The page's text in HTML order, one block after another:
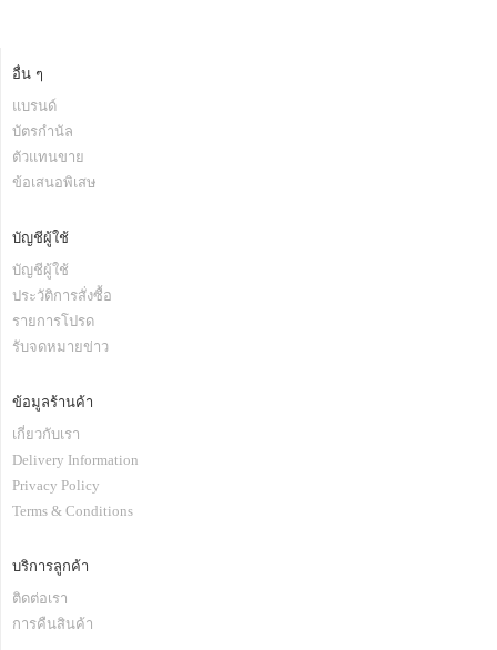
อื่น ๆ
แบรนด์
บัตรกำนัล
ตัวแทนขาย
ข้อเสนอพิเสษ
บัญชีผู้ใช้
บัญชีผู้ใช้
ประวัติการสั่งซื้อ
รายการโปรด
รับจดหมายข่าว
ข้อมูลร้านค้า
เกี่ยวกับเรา
Delivery Information
Privacy Policy
Terms & Conditions
บริการลูกค้า
ติดต่อเรา
การคืนสินค้า